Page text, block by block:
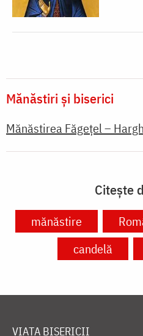
Mănăstiri și biserici
Mănăstirea Făgețel –
Citește
mănăstire
candelă
VIAȚA BISERICII